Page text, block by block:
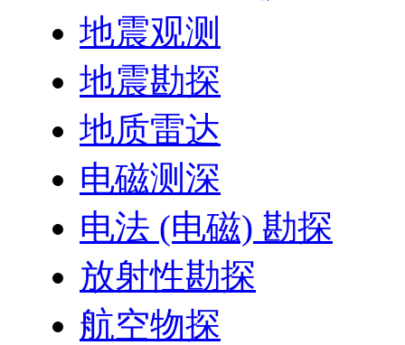
地震观测
地震勘探
地质雷达
电磁测深
电法 (电磁) 勘探
放射性勘探
航空物探